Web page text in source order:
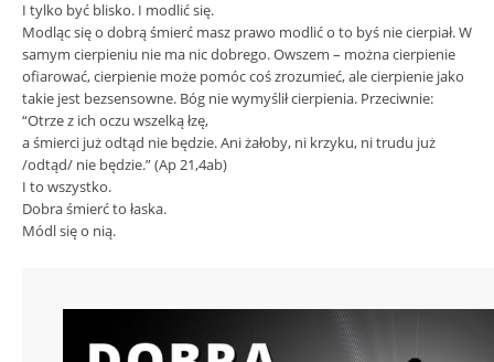
I tylko być blisko. I modlić się.
Modląc się o dobrą śmierć masz prawo modlić o to byś nie cierpiał. W
samym cierpieniu nie ma nic dobrego. Owszem – można cierpienie
ofiarować, cierpienie może pomóc coś zrozumieć, ale cierpienie jako
takie jest bezsensowne. Bóg nie wymyślił cierpienia. Przeciwnie:
“Otrze z ich oczu wszelką łzę,
a śmierci już odtąd nie będzie. Ani żałoby, ni krzyku, ni trudu już
/odtąd/ nie będzie.” (Ap 21,4ab)
I to wszystko.
Dobra śmierć to łaska.
Módl się o nią.